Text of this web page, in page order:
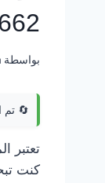
بواسطة
🔄 تم
تعتبر
كنت